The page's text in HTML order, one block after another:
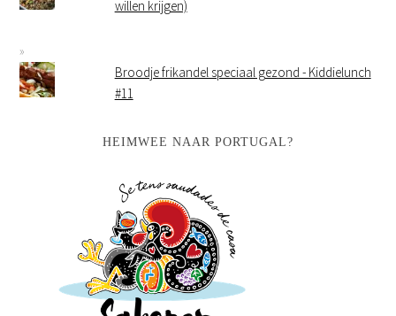
willen krijgen)
Broodje frikandel speciaal gezond - Kiddielunch
#11
HEIMWEE NAAR PORTUGAL?